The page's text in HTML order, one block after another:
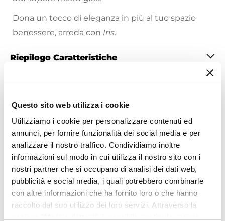
Questo sito web utilizza i cookie
Utilizziamo i cookie per personalizzare contenuti ed
annunci, per fornire funzionalità dei social media e per
analizzare il nostro traffico. Condividiamo inoltre
informazioni sul modo in cui utilizza il nostro sito con i
nostri partner che si occupano di analisi dei dati web,
pubblicità e social media, i quali potrebbero combinarle
con altre informazioni che ha fornito loro o che hanno
raccolto dal suo utilizzo dei loro servizi. Attraverso la
Dona un tocco di eleganza in più al tuo spazio
benessere, arreda con Iris.
Riepilogo Caratteristiche
Caratteristiche
Esterno Vasca
Marca
Paffoni
Serie
Iris
Colore
Cromo
Installazione
A muro|Esterna
Ti suggeriamo anche